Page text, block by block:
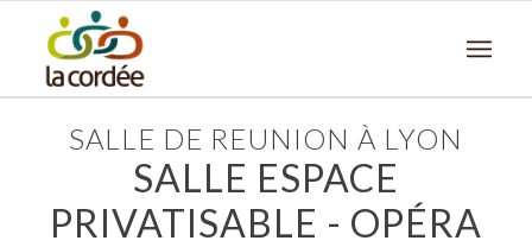
SALLE DE REUNION À LYON
SALLE ESPACE
PRIVATISABLE - OPÉRA